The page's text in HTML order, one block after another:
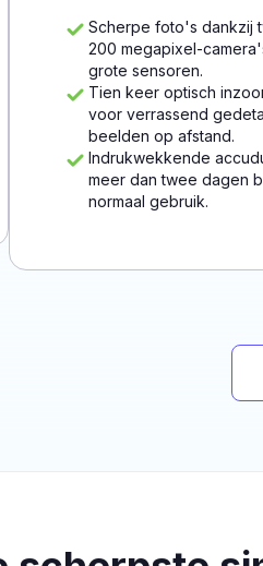
Scherpe foto's dankzij
200 megapixel-
grote sensoren.
Tien keer optisch
voor verrassend
beelden op afstand.
Indrukwekkende
meer dan twee dagen
normaal gebruik.